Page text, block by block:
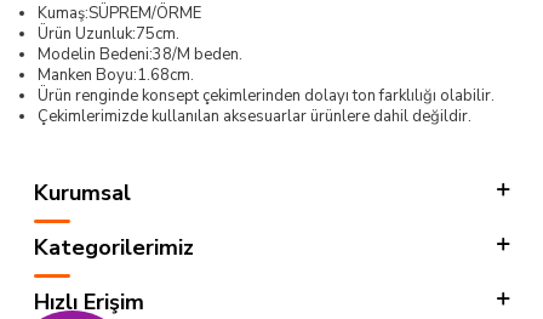
Kumaş:SÜPREM/ÖRME
Ürün Uzunluk:75cm.
Modelin Bedeni:38/M beden.
Manken Boyu:1.68cm.
Ürün renginde konsept çekimlerinden dolayı ton farklılığı olabilir.
Çekimlerimizde kullanılan aksesuarlar ürünlere dahil değildir.
Kurumsal
Kategorilerimiz
Hızlı Erişim